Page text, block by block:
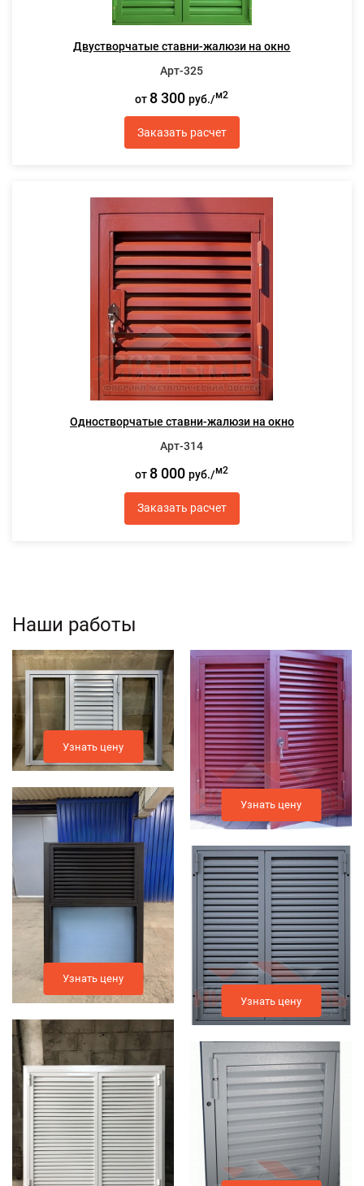
Двустворчатые ставни-жалюзи на окно
Арт-325
от 8 300руб./м2
Заказать расчет
Одностворчатые ставни-жалюзи на окно
Арт-314
от 8 000руб./м2
Заказать расчет
Наши работы
Узнать цену
Узнать цену
Узнать цену
Узнать цену